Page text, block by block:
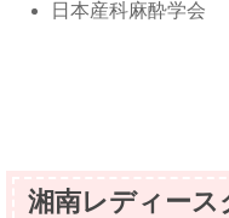
日本産科麻酔学会
湘南レディース